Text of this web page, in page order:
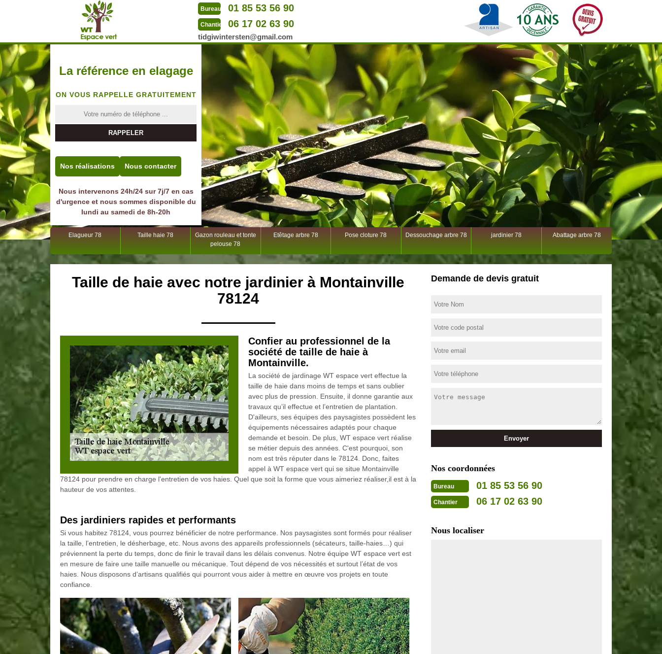
Bureau 01 85 53 56 90
Chantier 06 17 02 63 90
tidgiwintersten@gmail.com
La référence en elagage
ON VOUS RAPPELLE GRATUITEMENT
Nos réalisations Nous contacter
Nous intervenons 24h/24 sur 7j/7 en cas
d'urgence et nous sommes disponible du
lundi au samedi de 8h-20h
Elagueur 78 Taille haie 78
Gazon rouleau et tonte
pelouse 78
Etêtage arbre 78 Pose cloture 78 Dessouchage arbre 78 jardinier 78 Abattage arbre 78
Taille de haie avec notre jardinier à Montainville
78124
Confier au professionnel de la
société de taille de haie à
Montainville.
La société de jardinage WT espace vert effectue la
taille de haie dans moins de temps et sans oublier
avec plus de pression. Ensuite, il donne garantie aux
travaux qu’il effectue et l’entretien de plantation.
D'ailleurs, ses équipes des paysagistes possèdent les
équipements nécessaires adaptés pour chaque
demande et besoin. De plus, WT espace vert réalise
se métier depuis des années. C'est pourquoi, son
nom est très réputer dans le 78124. Donc, faites
appel à WT espace vert qui se situe Montainville
78124 pour prendre en charge l'entretien de vos haies. Quel que soit la forme que vous aimeriez réaliser,il est à la
hauteur de vos attentes.
Des jardiniers rapides et performants
Si vous habitez 78124, vous pourrez bénéficier de notre performance. Nos paysagistes sont formés pour réaliser
la taille, l’entretien, le désherbage, etc. Nous avons des appareils professionnels (sécateurs, taille-haies…) qui
préviennent la perte du temps, donc de finir le travail dans les délais convenus. Notre équipe WT espace vert est
en mesure de faire une taille manuelle ou mécanique. Tout dépend de vos nécessités et surtout l’état de vos
haies. Nous disposons d’artisans qualifiés qui pourront vous aider à mettre en œuvre vos projets en toute
confiance.
Demande de devis gratuit
Nos coordonnées
Bureau 01 85 53 56 90
Chantier 06 17 02 63 90
Nous localiser